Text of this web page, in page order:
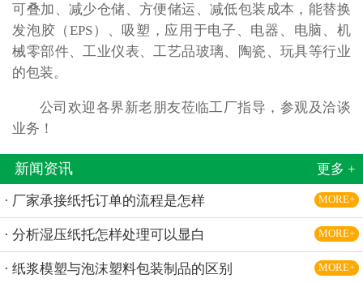
可叠加、减少仓储、方便储运、减低包装成本，能替换
发泡胶（EPS）、吸塑，应用于电子、电器、电脑、机
械零部件、工业仪表、工艺品玻璃、陶瓷、玩具等行业
的包装。
公司欢迎各界新老朋友莅临工厂指导，参观及洽谈
业务！
新闻资讯 更多 +
· 厂家承接纸托订单的流程是怎样 MORE+
· 分析湿压纸托怎样处理可以显白 MORE+
· 纸浆模塑与泡沫塑料包装制品的区别 MORE+